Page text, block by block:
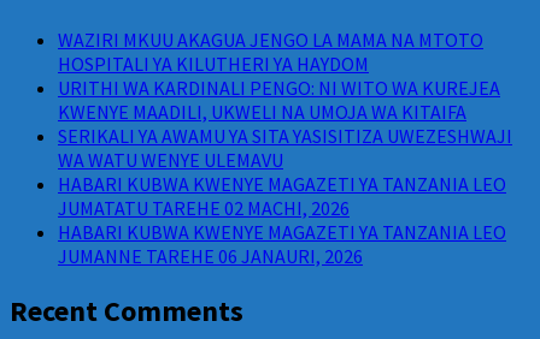
WAZIRI MKUU AKAGUA JENGO LA MAMA NA MTOTO
HOSPITALI YA KILUTHERI YA HAYDOM
URITHI WA KARDINALI PENGO: NI WITO WA KUREJEA
KWENYE MAADILI, UKWELI NA UMOJA WA KITAIFA
SERIKALI YA AWAMU YA SITA YASISITIZA UWEZESHWAJI
WA WATU WENYE ULEMAVU
HABARI KUBWA KWENYE MAGAZETI YA TANZANIA LEO
JUMATATU TAREHE 02 MACHI, 2026
HABARI KUBWA KWENYE MAGAZETI YA TANZANIA LEO
JUMANNE TAREHE 06 JANAURI, 2026
Recent Comments